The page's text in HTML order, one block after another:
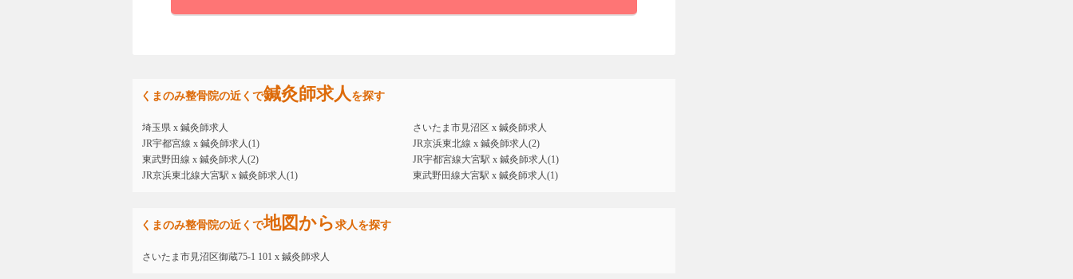
くまのみ整骨院の近くで鍼灸師求人を探す
埼玉県 x 鍼灸師求人
さいたま市見沼区 x 鍼灸師求人
JR宇都宮線 x 鍼灸師求人(1)
JR京浜東北線 x 鍼灸師求人(2)
東武野田線 x 鍼灸師求人(2)
JR宇都宮線大宮駅 x 鍼灸師求人(1)
JR京浜東北線大宮駅 x 鍼灸師求人(1)
東武野田線大宮駅 x 鍼灸師求人(1)
くまのみ整骨院の近くで地図から求人を探す
さいたま市見沼区御蔵75-1 101 x 鍼灸師求人